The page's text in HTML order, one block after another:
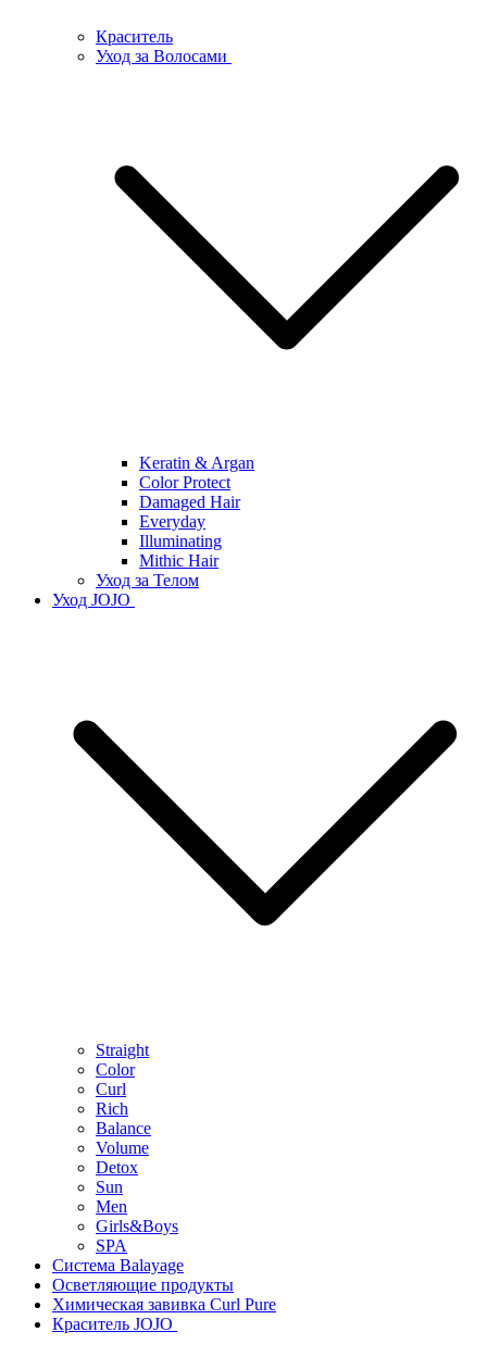
Краситель
Уход за Волосами
Keratin & Argan
Color Protect
Damaged Hair
Everyday
Illuminating
Mithic Hair
Уход за Телом
Уход JOJO
Straight
Color
Curl
Rich
Balance
Volume
Detox
Sun
Men
Girls&Boys
SPA
Система Balayage
Осветляющие продукты
Химическая завивка Curl Pure
Краситель JOJO